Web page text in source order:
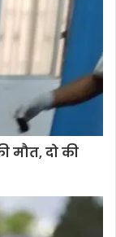
मौत, दो की